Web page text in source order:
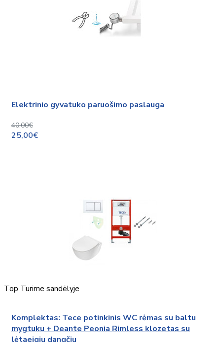
Elektrinio gyvatuko paruošimo paslauga
40,00€
25,00€
Top Turime sandėlyje
Komplektas: Tece potinkinis WC rėmas su baltu
mygtuku + Deante Peonia Rimless klozetas su
lėtaeigiu dangčiu